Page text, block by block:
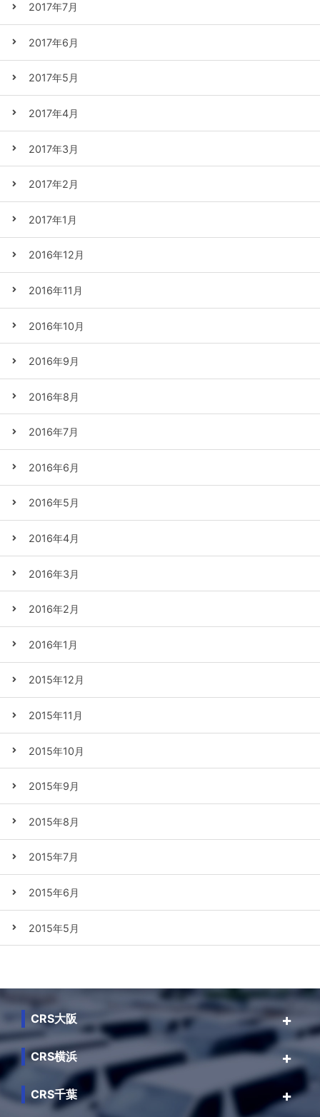
2017年7月
2017年6月
2017年5月
2017年4月
2017年3月
2017年2月
2017年1月
2016年12月
2016年11月
2016年10月
2016年9月
2016年8月
2016年7月
2016年6月
2016年5月
2016年4月
2016年3月
2016年2月
2016年1月
2015年12月
2015年11月
2015年10月
2015年9月
2015年8月
2015年7月
2015年6月
2015年5月
CRS大阪
CRS横浜
CRS千葉